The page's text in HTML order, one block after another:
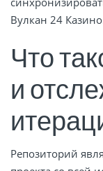
Вулкан 24
Что
и
Репозиторий